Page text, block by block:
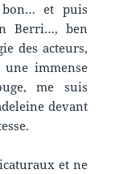
bon… et puis
Berri…, ben
des acteurs,
une immense
me suis
devant
et ne